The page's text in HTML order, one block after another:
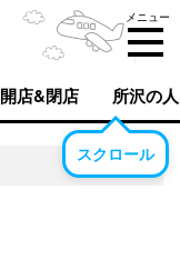
メニュー
開店&閉店 所沢の人
スクロール